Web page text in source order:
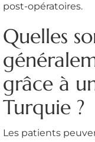
post-opératoires.
Quelles
grâce à
Turquie ?
Les patients